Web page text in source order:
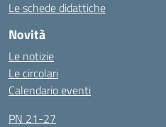
Le schede didattiche
Novità
Le notizie
Le circolari
Calendario eventi
PN 21-27